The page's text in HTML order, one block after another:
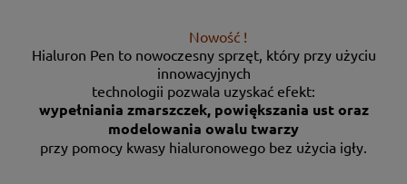
Nowość !
Hialuron Pen to nowoczesny sprzęt, który przy użyciu
innowacyjnych
technologii pozwala uzyskać efekt:
wypełniania zmarszczek, powiększania ust oraz
modelowania owalu twarzy
przy pomocy kwasy hialuronowego bez użycia igły.